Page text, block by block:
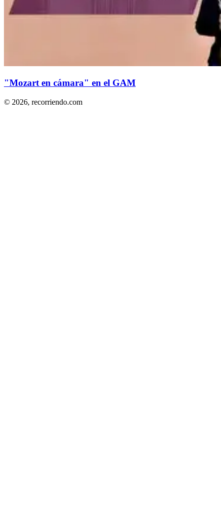
"Mozart en cámara" en el GAM
© 2026, recorriendo.com